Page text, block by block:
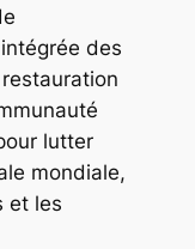
des
lutter
mondiale,
et les